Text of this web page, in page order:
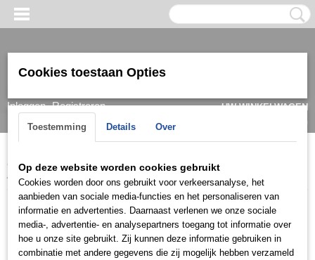
Inloggen Registreren
UW WINKELWAGEN
(0)
Home > Armband > Dames Goud/ witgoud >
ARG2075
Cookies toestaan Opties
Toestemming Details Over
Op deze website worden cookies gebruikt
Cookies worden door ons gebruikt voor verkeersanalyse, het
aanbieden van sociale media-functies en het personaliseren van
informatie en advertenties. Daarnaast verlenen we onze sociale
media-, advertentie- en analysepartners toegang tot informatie over
hoe u onze site gebruikt. Zij kunnen deze informatie gebruiken in
combinatie met andere gegevens die zij mogelijk hebben verzameld